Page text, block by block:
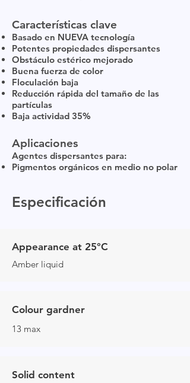
Características clave
Basado en NUEVA tecnología
Potentes propiedades dispersantes
Obstáculo estérico mejorado
Buena fuerza de color
Floculación baja
Reducción rápida del tamaño de las
partículas
Baja actividad 35%
Aplicaciones
Agentes dispersantes para:
Pigmentos orgánicos en medio no polar
Especificación
Appearance at 25°C
Amber liquid
Colour gardner
13 max
Solid content